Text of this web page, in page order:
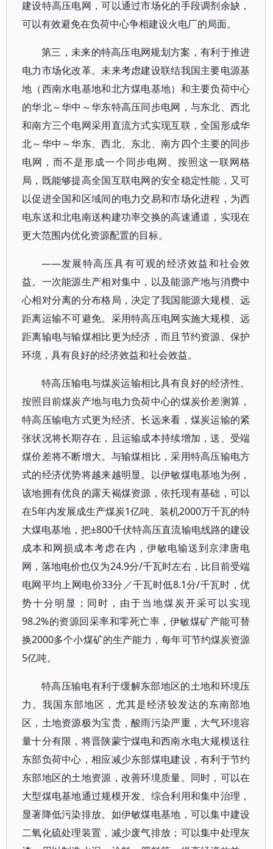
建设特高压电网，可以通过市场化的手段调剂余缺，
可以有效避免在负荷中心争相建设火电厂的局面。
第三，未来的特高压电网规划方案，有利于推进
电力市场化改革。未来考虑建设联结我国主要电源基
地（西南水电基地和北方煤电基地）和主要负荷中心
的华北～华中～华东特高压同步电网，与东北、西北
和南方三个电网采用直流方式实现互联，全国形成华
北～华中～华东、西北、东北、南方四个主要的同步
电网，而不是形成一个同步电网。按照这一联网格
局，既能够提高全国互联电网的安全稳定性能，又可
以促进全国和区域间的电力交易和市场化进程，为西
电东送和北电南送构建功率交换的高速通道，实现在
更大范围内优化资源配置的目标。
——发展特高压具有可观的经济效益和社会效
益。一次能源生产相对集中，以及能源产地与消费中
心相对分离的分布格局，决定了我国能源大规模、远
距离运输不可避免。采用特高压电网实施大规模、远
距离输电与输煤相比更为经济，而且节约资源、保护
环境，具有良好的经济效益和社会效益。
特高压输电与煤炭运输相比具有良好的经济性。
按照目前煤炭产地与电力负荷中心的煤炭价差测算，
特高压输电方式更为经济。长远来看，煤炭运输的紧
张状况将长期存在，且运输成本持续增加，送、受端
煤价差将不断增大。与输煤相比，采用特高压输电方
式的经济优势将越来越明显。以伊敏煤电基地为例，
该地拥有优良的露天褐煤资源，依托现有基础，可以
在5年内发展成生产煤炭1亿吨、装机2000万千瓦的特
大煤电基地，把±800千伏特高压直流输电线路的建设
成本和网损成本考虑在内，伊敏电输送到京津唐电
网，落地电价也仅为24.9分/千瓦时左右，比目前受端
电网平均上网电价33分／千瓦时低8.1分/千瓦时，优
势十分明显；同时，由于当地煤炭开采可以实现
98.2%的资源回采率和零死亡率，伊敏煤矿产能可替
换2000多个小煤矿的生产能力，每年可节约煤炭资源
5亿吨。
特高压输电有利于缓解东部地区的土地和环境压
力。我国东部地区，尤其是经济较发达的东南部地
区，土地资源极为宝贵，酸雨污染严重，大气环境容
量十分有限，将晋陕蒙宁煤电和西南水电大规模送往
东部负荷中心，相应减少东部煤电建设，有利于节约
东部地区的土地资源，改善环境质量。同时，可以在
大型煤电基地通过规模开发、综合利用和集中治理，
显著降低污染排放。如伊敏煤电基地，可以集中建设
二氧化硫处理装置，减少废气排放；可以集中处理灰